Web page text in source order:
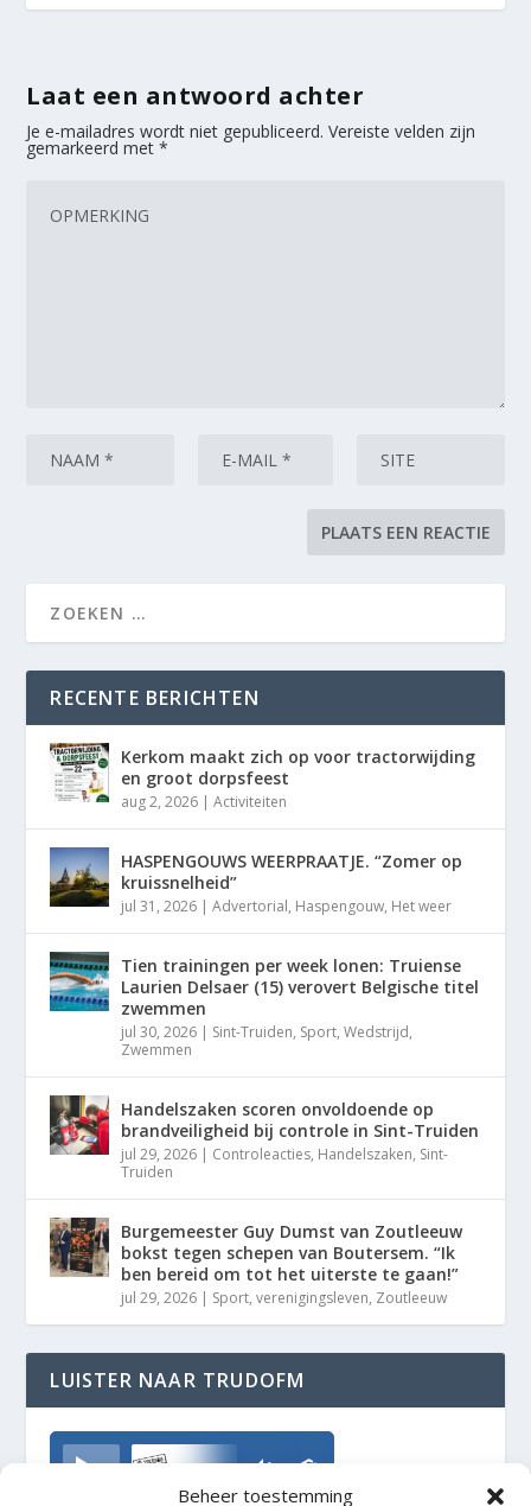
Beheer toestemming
Laat een antwoord achter
Je e-mailadres wordt niet gepubliceerd. Vereiste velden zijn
gemarkeerd met*
RECENTE BERICHTEN
Kerkom maakt zich op voor tractorwijding
en groot dorpsfeest
aug 2, 2026 |Activiteiten
HASPENGOUWS WEERPRAATJE. “Zomer op
kruissnelheid”
jul 31, 2026 |Advertorial, Haspengouw, Het weer
Tien trainingen per week lonen: Truiense
Laurien Delsaer (15) verovert Belgische titel
zwemmen
jul 30, 2026 | Sint-Truiden, Sport,Wedstrijd,
Zwemmen
Handelszaken scoren onvoldoende op
brandveiligheid bij controle in Sint-Truiden
jul 29, 2026 | Controleacties, Handelszaken, Sint-
Truiden
Burgemeester Guy Dumst van Zoutleeuw
bokst tegen schepen van Boutersem. “Ik
ben bereid om tot het uiterste te gaan!”
jul 29, 2026 | Sport,verenigingsleven, Zoutleeuw
LUISTER NAAR TRUDOFM
TrudoFM